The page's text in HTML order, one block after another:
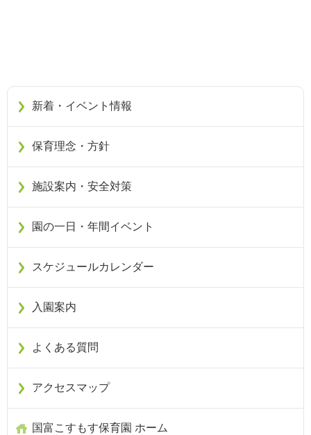
新着・イベント情報
保育理念・方針
施設案内・安全対策
園の一日・年間イベント
スケジュールカレンダー
入園案内
よくある質問
アクセスマップ
国富こすもす保育園 ホーム